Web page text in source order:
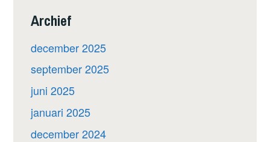
Archief
december 2025
september 2025
juni 2025
januari 2025
december 2024